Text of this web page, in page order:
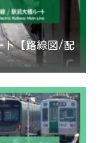
ト【路線図/配